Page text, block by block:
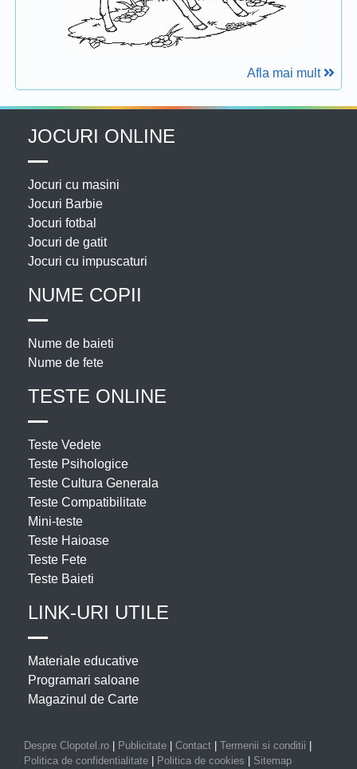
Afla mai mult
JOCURI ONLINE
Jocuri cu masini
Jocuri Barbie
Jocuri fotbal
Jocuri de gatit
Jocuri cu impuscaturi
NUME COPII
Nume de baieti
Nume de fete
TESTE ONLINE
Teste Vedete
Teste Psihologice
Teste Cultura Generala
Teste Compatibilitate
Mini-teste
Teste Haioase
Teste Fete
Teste Baieti
LINK-URI UTILE
Materiale educative
Programari saloane
Magazinul de Carte
Despre Clopotel.ro | Publicitate | Contact | Termenii si conditii |
Politica de confidentialitate | Politica de cookies | Sitemap